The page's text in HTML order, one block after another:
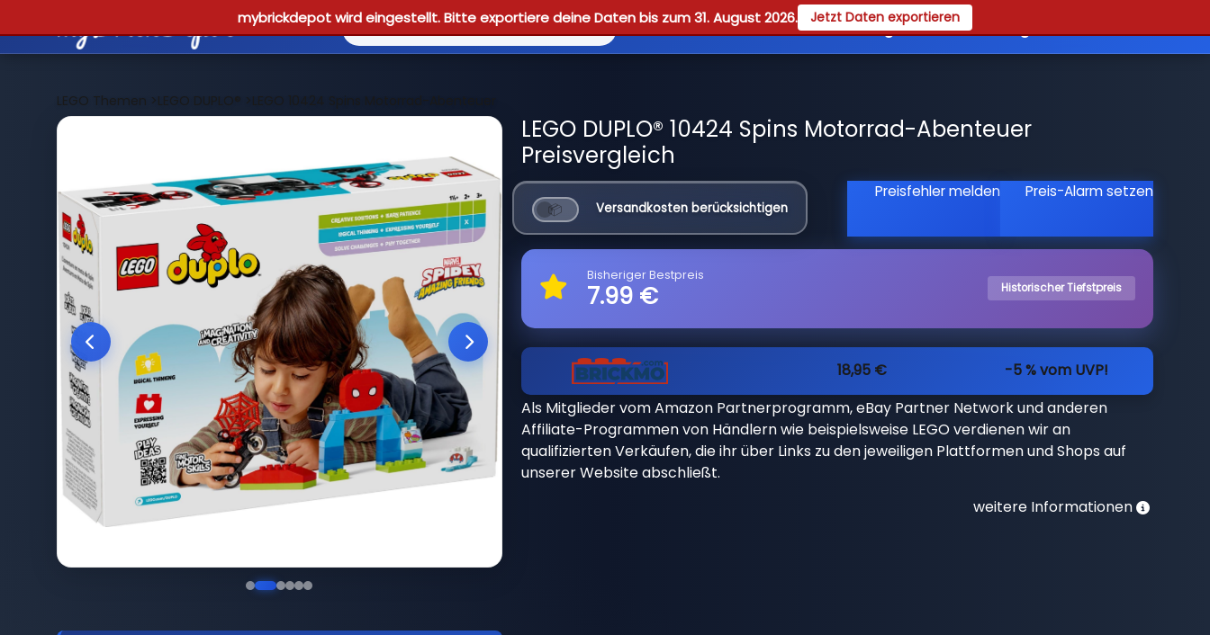
mybrickdepot wird eingestellt. Bitte exportiere deine Daten bis zum 31. August 2026. Jetzt Daten exportieren
Reviews Guides Registrieren
LEGO Themen >LEGO DUPLO® >LEGO 10424 Spins Motorrad-Abenteuer
LEGO DUPLO® 10424 Spins Motorrad-Abenteuer
Preisvergleich
Versandkosten berücksichtigen
Preisfehler melden Preis-Alarm setzen
Bisheriger Bestpreis
7.99 € Historischer Tiefstpreis
18,95 €
-5 % vom UVP!
Als Mitglieder vom Amazon Partnerprogramm, eBay Partner Network und anderen
Affiliate-Programmen von Händlern wie beispielsweise LEGO verdienen wir an
qualifizierten Verkäufen, die ihr über Links zu den jeweiligen Plattformen und Shops auf
unserer Website abschließt.
weitere Informationen